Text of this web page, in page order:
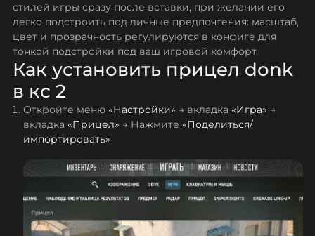
стилей игры сразу после вставки, при желании его
легко подстроить под личные предпочтения: масштаб,
цвет и прозрачность регулируются в конфиге для
тонкой подстройки под ваш игровой комфорт.
Как установить прицел donk
в кс 2
Откройте меню «Настройки» → вкладка «Игра» →
вкладка «Прицел» → Нажмите «Поделиться/
импортировать»